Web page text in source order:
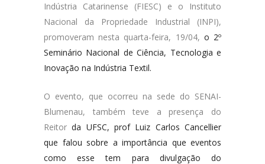
Indústria Catarinense (FIESC) e o Instituto
Nacional da Propriedade Industrial (INPI),
promoveram nesta quarta-feira, 19/04, o 2º
Seminário Nacional de Ciência, Tecnologia e
Inovação na Indústria Textil.
O evento, que ocorreu na sede do SENAI-
Blumenau, também teve a presença do
Reitor da UFSC, prof Luiz Carlos Cancellier
que falou sobre a importância que eventos
como esse tem para divulgação do